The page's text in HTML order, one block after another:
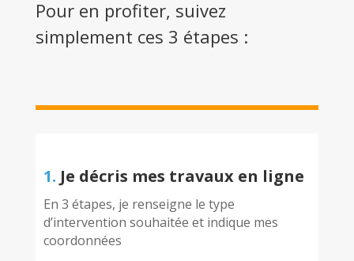
Pour en profiter, suivez
simplement ces 3 étapes :
1. Je décris mes travaux en ligne
En 3 étapes, je renseigne le type
d’intervention souhaitée et indique mes
coordonnées